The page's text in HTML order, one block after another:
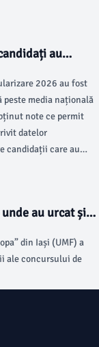
au
2026 au fost
media națională
note ce permit
datelor
candidații care au
au urcat și
din Iași (UMF) a
ale concursului de